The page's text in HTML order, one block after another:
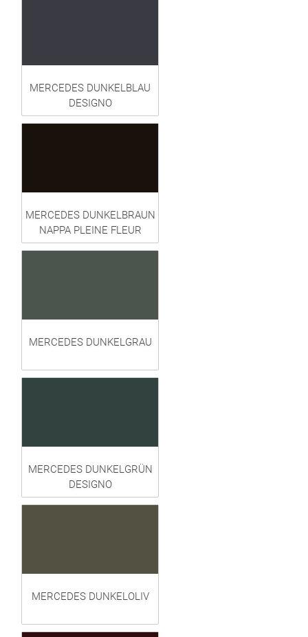
MERCEDES DUNKELBLAU
DESIGNO
MERCEDES DUNKELBRAUN
NAPPA PLEINE FLEUR
MERCEDES DUNKELGRAU
MERCEDES DUNKELGRÜN
DESIGNO
MERCEDES DUNKELOLIV